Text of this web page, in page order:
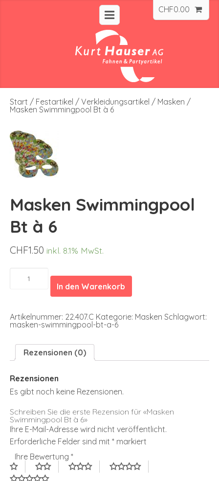
CHF0.00
Start / Festartikel / Verkleidungsartikel / Masken /
Masken Swimmingpool Bt à 6
Masken Swimmingpool
Bt à 6
CHF1.50 inkl. 8.1% MwSt.
Masken
Swimmingpool
Bt
In den Warenkorb
Artikelnummer: 22.407.C Kategorie: Masken Schlagwort:
masken-swimmingpool-bt-a-6
Rezensionen (0)
Rezensionen
Es gibt noch keine Rezensionen.
Schreiben Sie die erste Rezension für «Masken
Swimmingpool Bt à 6»
Ihre E-Mail-Adresse wird nicht veröffentlicht.
Erforderliche Felder sind mit * markiert
Ihre Bewertung *